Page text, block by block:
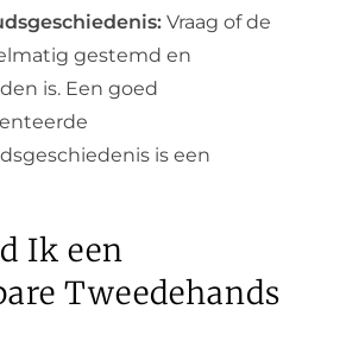
Vraag of de
gestemd en
is. Een goed
is een
Ik een
Tweedehands